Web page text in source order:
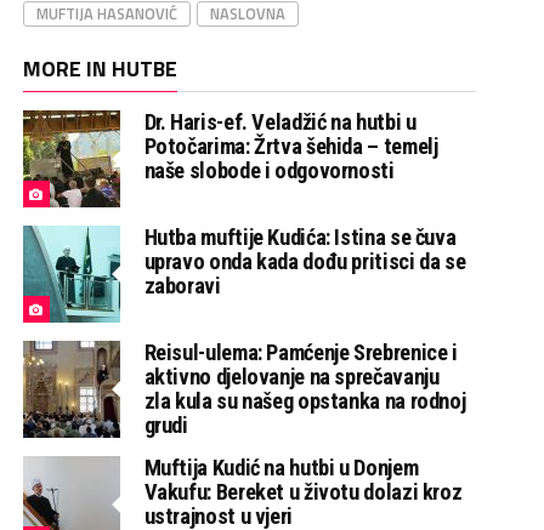
MUFTIJA HASANOVIĆ
NASLOVNA
MORE IN HUTBE
Dr. Haris-ef. Veladžić na hutbi u
Potočarima: Žrtva šehida – temelj
naše slobode i odgovornosti
Hutba muftije Kudića: Istina se čuva
upravo onda kada dođu pritisci da se
zaboravi
Reisul-ulema: Pamćenje Srebrenice i
aktivno djelovanje na sprečavanju
zla kula su našeg opstanka na rodnoj
grudi
Muftija Kudić na hutbi u Donjem
Vakufu: Bereket u životu dolazi kroz
ustrajnost u vjeri